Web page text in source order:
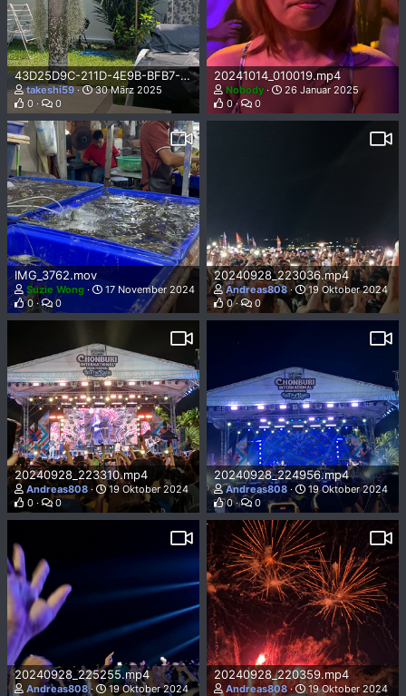
43D25D9C-211D-4E9B-BFB7-EA99BD4ACA08.MOV
takeshi59
30 März 2025
0
0
20241014_010019.mp4
Nobody
26 Januar 2025
0
0
IMG_3762.mov
Suzie Wong
17 November 2024
0
0
20240928_223036.mp4
Andreas808
19 Oktober 2024
0
0
20240928_223310.mp4
Andreas808
19 Oktober 2024
0
0
20240928_224956.mp4
Andreas808
19 Oktober 2024
0
0
20240928_225255.mp4
Andreas808
19 Oktober 2024
20240928_220359.mp4
Andreas808
19 Oktober 2024